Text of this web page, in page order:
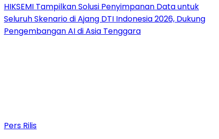
HIKSEMI Tampilkan Solusi Penyimpanan Data untuk
Seluruh Skenario di Ajang DTI Indonesia 2026, Dukung
Pengembangan AI di Asia Tenggara
Pers Rilis